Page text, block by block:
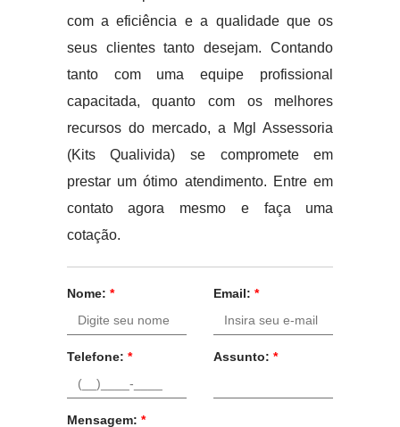
com a eficiência e a qualidade que os
seus clientes tanto desejam. Contando
tanto com uma equipe profissional
capacitada, quanto com os melhores
recursos do mercado, a Mgl Assessoria
(Kits Qualivida) se compromete em
prestar um ótimo atendimento. Entre em
contato agora mesmo e faça uma
cotação.
Nome: * Email: *
Telefone: * Assunto: *
Mensagem: *